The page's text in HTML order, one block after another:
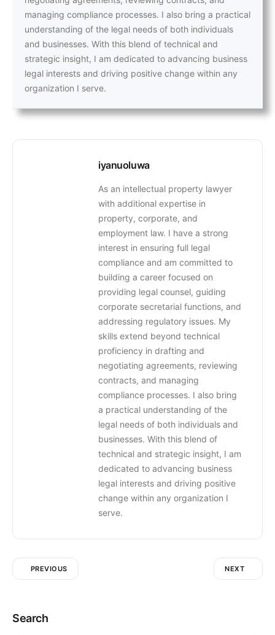
managing compliance processes. I also bring a practical
understanding of the legal needs of both individuals
and businesses. With this blend of technical and
strategic insight, I am dedicated to advancing business
legal interests and driving positive change within any
organization I serve.
iyanuoluwa
As an intellectual property lawyer
with additional expertise in
property, corporate, and
employment law. I have a strong
interest in ensuring full legal
compliance and am committed to
building a career focused on
providing legal counsel, guiding
corporate secretarial functions, and
addressing regulatory issues. My
skills extend beyond technical
proficiency in drafting and
negotiating agreements, reviewing
contracts, and managing
compliance processes. I also bring
a practical understanding of the
legal needs of both individuals and
businesses. With this blend of
technical and strategic insight, I am
dedicated to advancing business
legal interests and driving positive
change within any organization I
serve.
PREVIOUS NEXT
Search